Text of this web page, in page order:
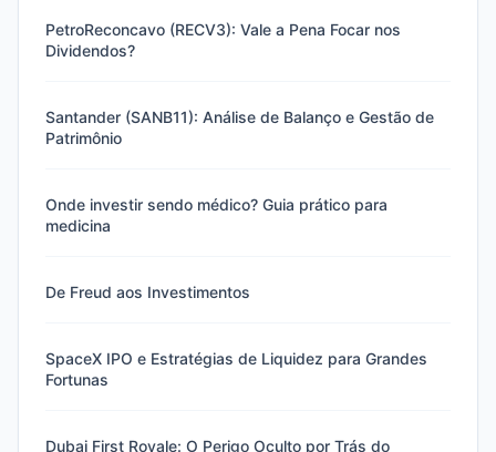
PetroReconcavo (RECV3): Vale a Pena Focar nos
Dividendos?
Santander (SANB11): Análise de Balanço e Gestão de
Patrimônio
Onde investir sendo médico? Guia prático para
medicina
De Freud aos Investimentos
SpaceX IPO e Estratégias de Liquidez para Grandes
Fortunas
Dubai First Royale: O Perigo Oculto por Trás do